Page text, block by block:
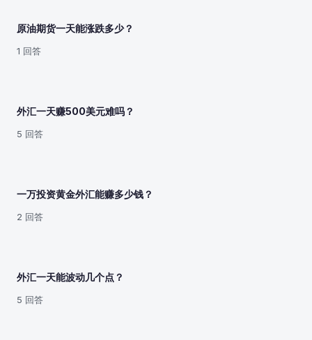
原油期货一天能涨跌多少？
1 回答
外汇一天赚500美元难吗？
5 回答
一万投资黄金外汇能赚多少钱？
2 回答
外汇一天能波动几个点？
5 回答